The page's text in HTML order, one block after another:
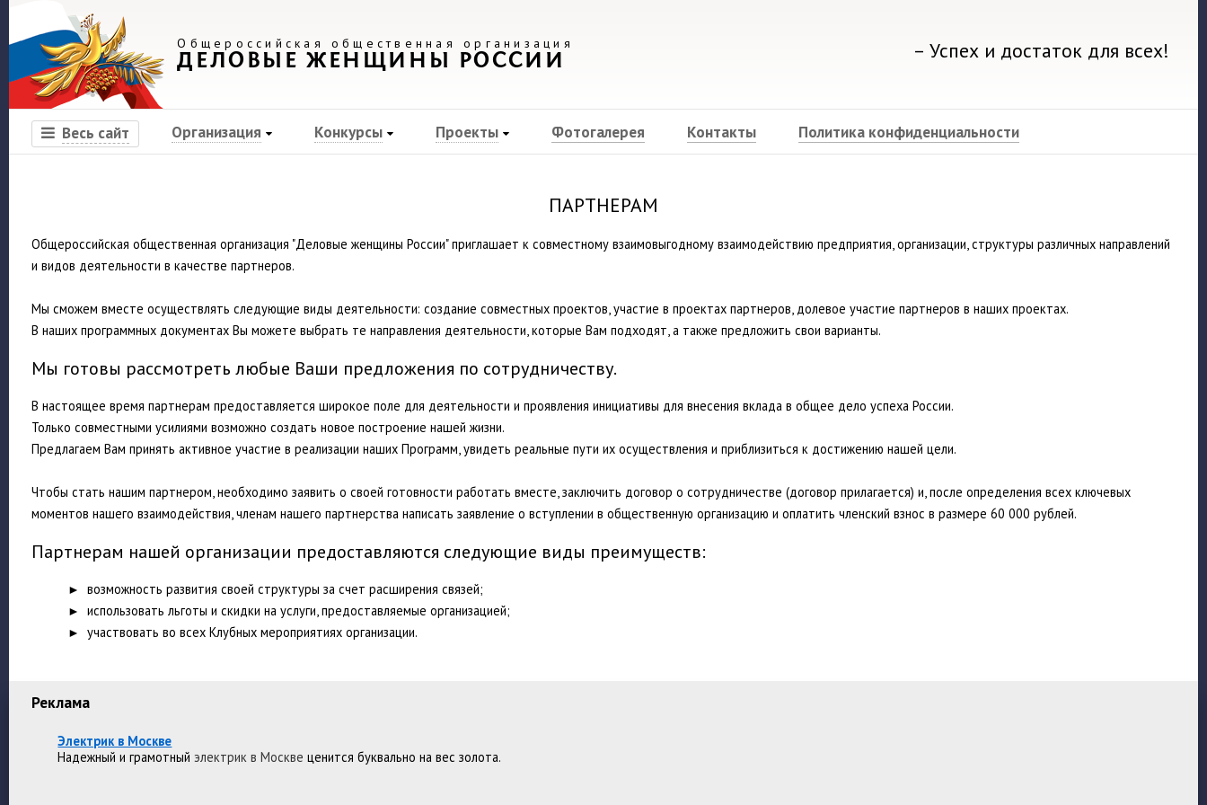
Общероссийская общественная организация
ДЕЛОВЫЕ ЖЕНЩИНЫ РОССИИ – Успех и достаток для всех!
Весь сайт Организация Конкурсы Проекты Фотогалерея Контакты Политика конфиденциальности
Реклама
Электрик в Москве
Надежный и грамотныйэлектрик в Москве ценится буквально на вес золота.
ПАРТНЕРАМ
Общероссийская общественная организация "Деловые женщины России" приглашает к совместному взаимовыгодному взаимодействию предприятия, организации, структуры различных направлений
и видов деятельности в качестве партнеров.
Мы сможем вместе осуществлять следующие виды деятельности: создание совместных проектов, участие в проектах партнеров, долевое участие партнеров в наших проектах.
В наших программных документах Вы можете выбрать те направления деятельности, которые Вам подходят, а также предложить свои варианты.
Мы готовы рассмотреть любые Ваши предложения по сотрудничеству.
В настоящее время партнерам предоставляется широкое поле для деятельности и проявления инициативы для внесения вклада в общее дело успеха России.
Только совместными усилиями возможно создать новое построение нашей жизни.
Предлагаем Вам принять активное участие в реализации наших Программ, увидеть реальные пути их осуществления и приблизиться к достижению нашей цели.
Чтобы стать нашим партнером, необходимо заявить о своей готовности работать вместе, заключить договор о сотрудничестве (договор прилагается) и, после определения всех ключевых
моментов нашего взаимодействия, членам нашего партнерства написать заявление о вступлении в общественную организацию и оплатить членский взнос в размере 60 000 рублей.
Партнерам нашей организации предоставляются следующие виды преимуществ:
► возможность развития своей структуры за счет расширения связей;
► использовать льготы и скидки на услуги, предоставляемые организацией;
► участвовать во всех Клубных мероприятиях организации.